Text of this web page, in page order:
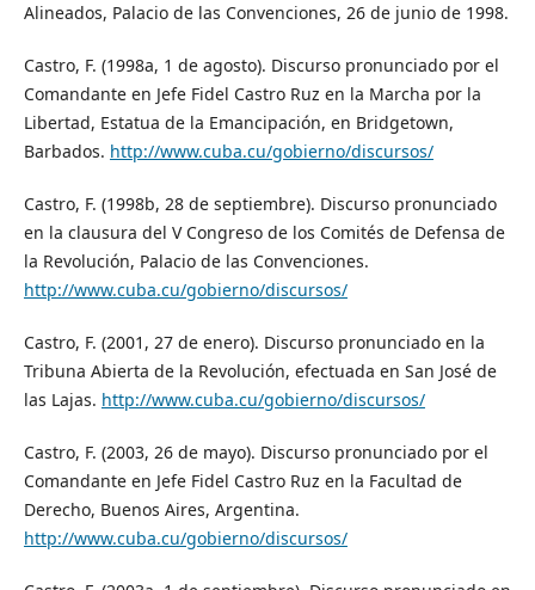
Alineados, Palacio de las Convenciones, 26 de junio de 1998.
Castro, F. (1998a, 1 de agosto). Discurso pronunciado por el
Comandante en Jefe Fidel Castro Ruz en la Marcha por la
Libertad, Estatua de la Emancipación, en Bridgetown,
Barbados. http://www.cuba.cu/gobierno/discursos/
Castro, F. (1998b, 28 de septiembre). Discurso pronunciado
en la clausura del V Congreso de los Comités de Defensa de
la Revolución, Palacio de las Convenciones.
http://www.cuba.cu/gobierno/discursos/
Castro, F. (2001, 27 de enero). Discurso pronunciado en la
Tribuna Abierta de la Revolución, efectuada en San José de
las Lajas. http://www.cuba.cu/gobierno/discursos/
Castro, F. (2003, 26 de mayo). Discurso pronunciado por el
Comandante en Jefe Fidel Castro Ruz en la Facultad de
Derecho, Buenos Aires, Argentina.
http://www.cuba.cu/gobierno/discursos/